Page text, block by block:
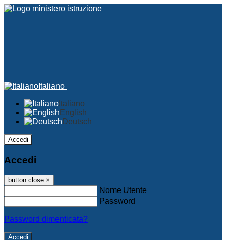
Italiano
Italiano
English
Deutsch
Accedi
Accedi
button close ×
Nome Utente
Password
Password dimenticata?